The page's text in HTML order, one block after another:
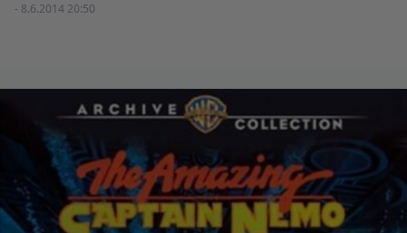
- 8.6.2014 20:50